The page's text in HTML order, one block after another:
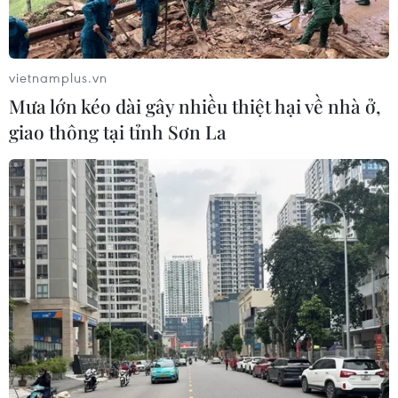
chưa từng có tiền lệ với TikTok
05/08/2026 13:31
Cảng hàng không Quảng Trị tăng
tốc, hướng tới mục tiêu khai thác
cuối năm 2026
05/08/2026 10:59
Thẻ tín dụng Cake 2in1: Cho phép
đặc quyền thiết kế của người dùng
05/08/2026 09:48
Nhà bán lẻ thời trang trực tuyến lớn
vietnamplus.vn
Mưa lớn kéo dài gây nhiều thiệt hại về nhà ở,
giao thông tại tỉnh Sơn La